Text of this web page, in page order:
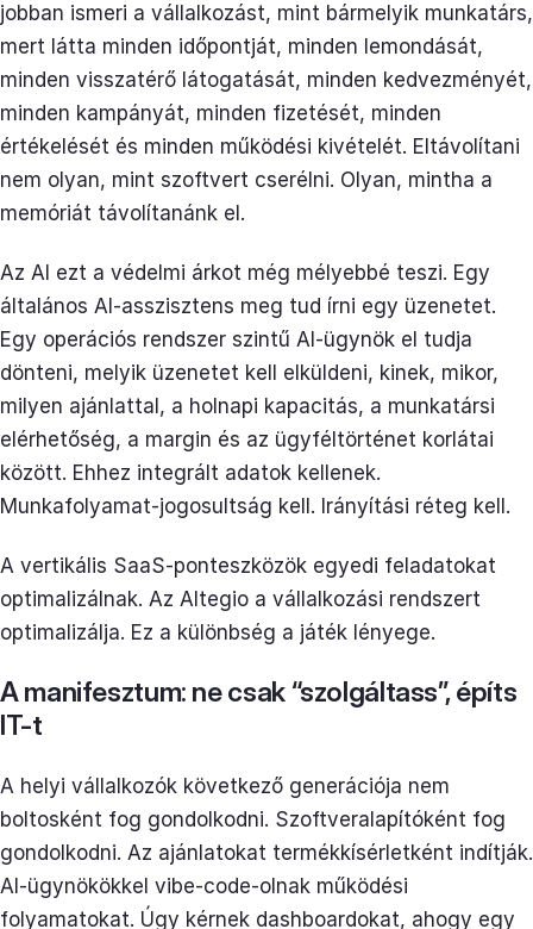
jobban ismeri a vállalkozást, mint bármelyik munkatárs,
mert látta minden időpontját, minden lemondását,
minden visszatérő látogatását, minden kedvezményét,
minden kampányát, minden fizetését, minden
értékelését és minden működési kivételét. Eltávolítani
nem olyan, mint szoftvert cserélni. Olyan, mintha a
memóriát távolítanánk el.
Az AI ezt a védelmi árkot még mélyebbé teszi. Egy
általános AI-asszisztens meg tud írni egy üzenetet.
Egy operációs rendszer szintű AI-ügynök el tudja
dönteni, melyik üzenetet kell elküldeni, kinek, mikor,
milyen ajánlattal, a holnapi kapacitás, a munkatársi
elérhetőség, a margin és az ügyféltörténet korlátai
között. Ehhez integrált adatok kellenek.
Munkafolyamat-jogosultság kell. Irányítási réteg kell.
A vertikális SaaS-ponteszközök egyedi feladatokat
optimalizálnak. Az Altegio a vállalkozási rendszert
optimalizálja. Ez a különbség a játék lényege.
A manifesztum: ne csak “szolgáltass”, építs
IT-t
A helyi vállalkozók következő generációja nem
boltosként fog gondolkodni. Szoftveralapítóként fog
gondolkodni. Az ajánlatokat termékkísérletként indítják.
AI-ügynökökkel vibe-code-olnak működési
folyamatokat. Úgy kérnek dashboardokat, ahogy egy